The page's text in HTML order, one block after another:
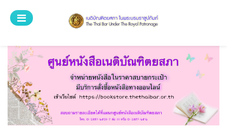
ระบบศูนย์บริการ
ศูนย์หนังสือเนติบัณฑิตยสภา
หน้าแรก
หนังสือทั้งหมด
หมวดหมู่